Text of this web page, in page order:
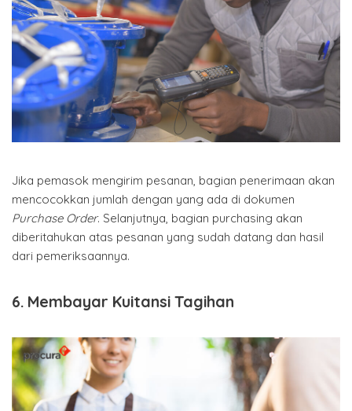
Jika pemasok mengirim pesanan, bagian penerimaan akan
mencocokkan jumlah dengan yang ada di dokumen
Purchase Order. Selanjutnya, bagian purchasing akan
diberitahukan atas pesanan yang sudah datang dan hasil
dari pemeriksaannya.
6. Membayar Kuitansi Tagihan